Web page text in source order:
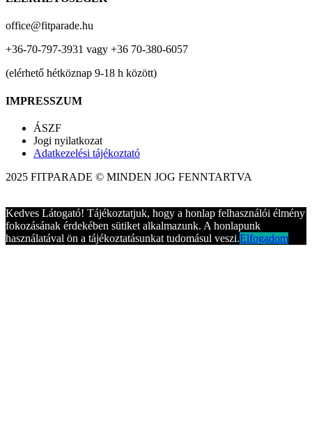
office@fitparade.hu
+36-70-797-3931 vagy +36 70-380-6057
(elérhető hétköznap 9-18 h között)
IMPRESSZUM
ÁSZF
Jogi nyilatkozat
Adatkezelési tájékoztató
2025 FITPARADE © MINDEN JOG FENNTARTVA
Kedves Látogató! Tájékoztatjuk, hogy a honlap felhasználói élmény
fokozásának érdekében sütiket alkalmazunk. A honlapunk
használatával ön a tájékoztatásunkat tudomásul veszi.Elfogadom